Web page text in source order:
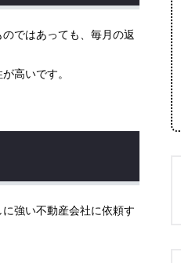
ではあっても、毎月の返
高いです。
強い不動産会社に依頼す